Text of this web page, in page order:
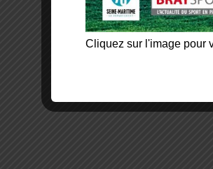
Cliquez sur l'image pour